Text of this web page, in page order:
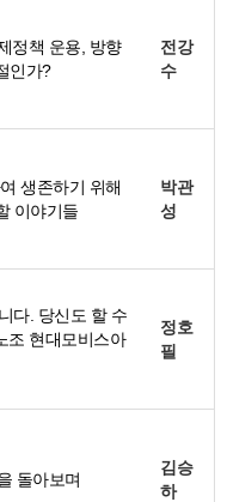
정책 운용, 방향
인가?
전강
수
생존하기 위해
이야기들
박관
성
다. 당신도 할 수
조 현대모비스아
정호
필
돌아보며
김승
하